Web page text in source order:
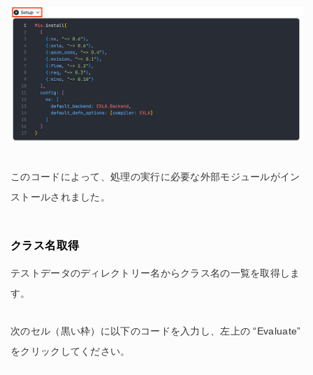
このコードによって、処理の実行に必要な外部モジュールがイン
ストールされました。
クラス名取得
テストデータのディレクトリー名からクラス名の一覧を取得しま
す。
次のセル（黒い枠）に以下のコードを入力し、左上の “Evaluate”
をクリックしてください。